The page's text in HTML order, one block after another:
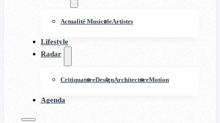
Actualité MusicaleArtistes
Lifestyle
Radar
CritiquatureDesignArchitectureMotion
Agenda